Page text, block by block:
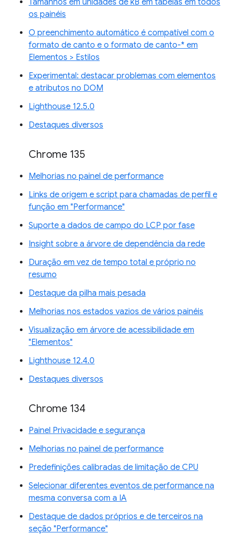
Tamanhos em unidades de kB em tabelas em todos
os painéis
O preenchimento automático é compatível com o
formato de canto e o formato de canto-* em
Elementos > Estilos
Experimental: destacar problemas com elementos
e atributos no DOM
Lighthouse 12.5.0
Destaques diversos
Chrome 135
Melhorias no painel de performance
Links de origem e script para chamadas de perfil e
função em "Performance"
Suporte a dados de campo do LCP por fase
Insight sobre a árvore de dependência da rede
Duração em vez de tempo total e próprio no
resumo
Destaque da pilha mais pesada
Melhorias nos estados vazios de vários painéis
Visualização em árvore de acessibilidade em
"Elementos"
Lighthouse 12.4.0
Destaques diversos
Chrome 134
Painel Privacidade e segurança
Melhorias no painel de performance
Predefinições calibradas de limitação de CPU
Selecionar diferentes eventos de performance na
mesma conversa com a IA
Destaque de dados próprios e de terceiros na
seção "Performance"